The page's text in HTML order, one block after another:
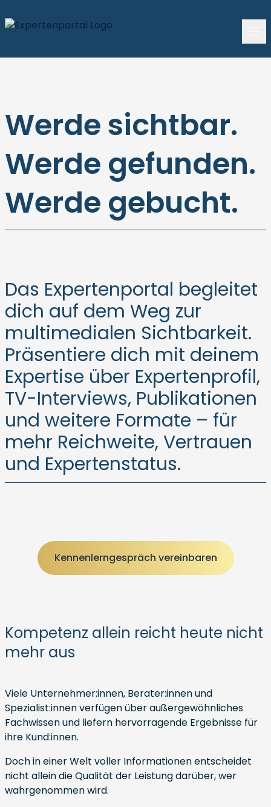
Werde sichtbar.
Werde gefunden.
Werde gebucht.
Das Expertenportal begleitet
dich auf dem Weg zur
multimedialen Sichtbarkeit.
Präsentiere dich mit deinem
Expertise über Expertenprofil,
TV-Interviews, Publikationen
und weitere Formate – für
mehr Reichweite, Vertrauen
und Expertenstatus.
Kennenlerngespräch vereinbaren
Kompetenz allein reicht heute nicht
mehr aus
Viele Unternehmer:innen, Berater:innen und
Spezialist:innen verfügen über außergewöhnliches
Fachwissen und liefern hervorragende Ergebnisse für
ihre Kund:innen.
Doch in einer Welt voller Informationen entscheidet
nicht allein die Qualität der Leistung darüber, wer
wahrgenommen wird.